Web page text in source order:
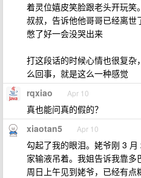
着灵位嬉皮笑脸跟老头开玩
叔叔，告诉他他哥哥已经离世
憋了好一会没哭出来
打这段话的时候心情也很复
么回事，就是这么一种感觉
rqxiao Apr 10
真也能问真的假的？
xiaotan5 Apr 10
勾起了我的眼泪。姥爷刚 3
家输液吊着。我姐告诉我靠多
周日上午见到姥爷，已经有